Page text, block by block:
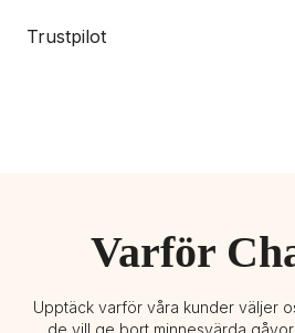
Trustpilot
Varför
Upptäck varför våra kunder väljer